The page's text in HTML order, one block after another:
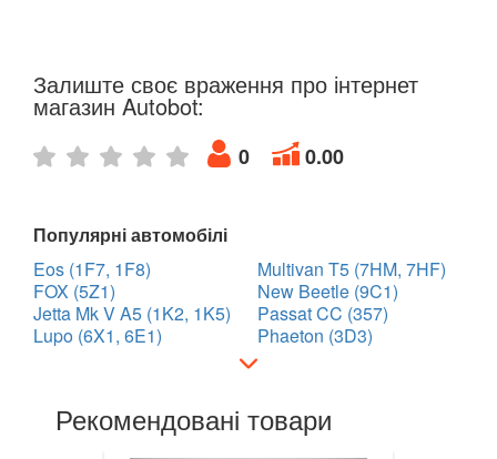
Golf VII (5G1)
Golf VII Variant (BA5)
Golf VII Sportsvan
Cross Golf
ID.3
ID.4
Залиште своє враження про інтернет
магазин Autobot:
0 0.00
Популярні автомобілі
Eos (1F7, 1F8)
FOX (5Z1)
Jetta Mk V A5 (1K2, 1K5)
Lupo (6X1, 6E1)
Multivan T5 (7HM, 7HF)
New Beetle (9C1)
Passat CC (357)
Phaeton (3D3)
Рекомендовані товари